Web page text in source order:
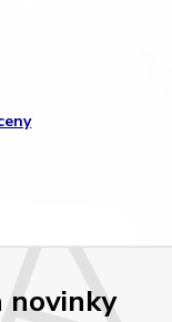
novinky